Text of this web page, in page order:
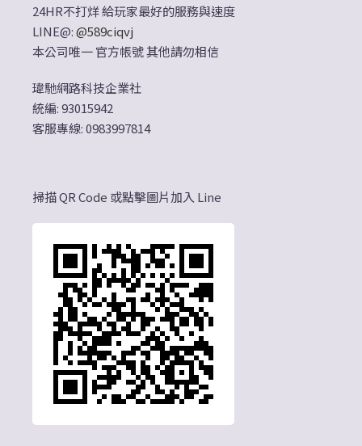
24HR不打烊 給玩家最好的服務與速度
LINE@:@589ciqvj
本公司唯一 官方帳號 其他請勿相信
瑋馳網路科技企業社
統編: 93015942
客服專線: 0983997814
掃描 QR Code 或點擊圖片加入 Line